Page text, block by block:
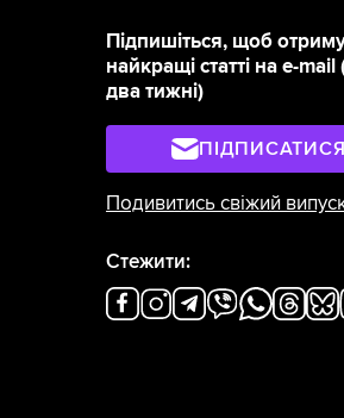
Підпишіться, щоб
найкращі статті на e-mail
два тижні)
ПІДПИСАТИСЯ
Подивитись свіжий
Стежити: